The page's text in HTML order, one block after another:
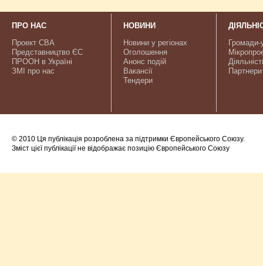
ПРО НАС
Проект CBA
Представництво ЄС
ПРООН в Україні
ЗМІ про нас
НОВИНИ
Новини у регіонах
Оголошення
Анонс подій
Вакансії
Тендери
Громади-
Партнери
© 2010 Ця публікація розроблена за підтримки Європейського Союзу.
Зміст цієї публікації не відображає позицію Європейського Союзу